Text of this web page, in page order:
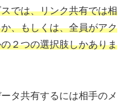
では、リンク共有では相
、もしくは、全員がアク
２つの選択肢しかありま
タ共有するには相手のメ